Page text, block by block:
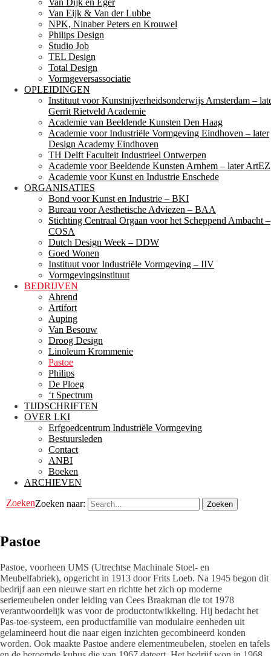
Van Dijk en Eger
Van Eijk & Van der Lubbe
NPK, Ninaber Peters en Krouwel
Philips Design
Studio Job
TEL Design
Total Design
Vormgeversassociatie
OPLEIDINGEN
Instituut voor Kunstnijverheidsonderwijs Amsterdam –
Gerrit Rietveld Academie
Academie van Beeldende Kunsten Den Haag
Academie voor Industriële Vormgeving Eindhoven – later
Design Academy Eindhoven
TH Delft Faculteit Industrieel Ontwerpen
Academie voor Beeldende Kunsten Arnhem – later ArtEZ
Academie voor Kunst en Industrie Enschede
ORGANISATIES
Bond voor Kunst en Industrie – BKI
Bureau voor Aesthetische Adviezen – BAA
Stichting Centraal Orgaan voor het Scheppend Ambacht –
COSA
Dutch Design Week – DDW
Goed Wonen
Instituut voor Industriële Vormgeving – IIV
Vormgevingsinstituut
BEDRIJVEN
Ahrend
Artifort
Auping
Van Besouw
Droog Design
Linoleum Krommenie
Pastoe
Philips
De Ploeg
‘t Spectrum
TIJDSCHRIFTEN
OVER LKI
Erfgoedcentrum Industriële Vormgeving
Bestuursleden
Contact
ANBI
Boeken
ARCHIEVEN
ZoekenZoeken naar:
Pastoe
Pastoe, voorheen UMS (Utrechtse Machinale Stoel- en
Meubelfabriek), opgericht in 1913 door Frits Loeb. Na 1945 begon dit
bedrijf aan een nieuwe start en richtte het zich op moderne
seriemeubelen onder leiding van Cees Braakman die tot 1978
verantwoordelijk was voor de productontwikkeling. Hij bedacht het
Pas-toe-systeem, een productfamilie van modulaire eenheden uit
gelamineerd hout die naar eigen inzichten gecombineerd konden
worden. Ook maakte Pastoe andere elementmeubelen, stoelen en tafels